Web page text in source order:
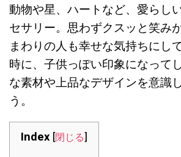
動物や星、ハートなど、愛らし
セサリー。思わずクスッと笑み
まわりの人も幸せな気持ちにし
時に、子供っぽい印象になって
な素材や上品なデザインを意識
う。
Index [閉じる]